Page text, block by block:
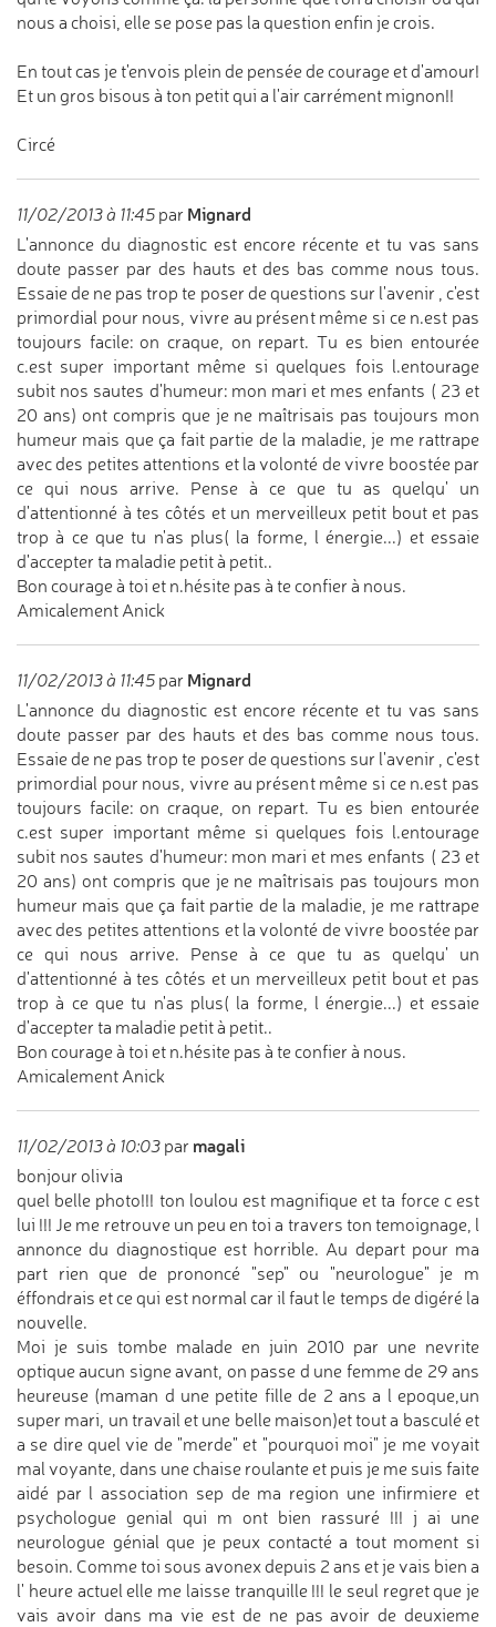
nous a choisi, elle se pose pas la question enfin je crois.
En tout cas je t'envois plein de pensée de courage et d'amour!
Et un gros bisous à ton petit qui a l'air carrément mignon!!
Circé
11/02/2013 à 11:45 par Mignard
L'annonce du diagnostic est encore récente et tu vas sans
doute passer par des hauts et des bas comme nous tous.
Essaie de ne pas trop te poser de questions sur l'avenir , c'est
primordial pour nous, vivre au présent même si ce n.est pas
toujours facile: on craque, on repart. Tu es bien entourée
c.est super important même si quelques fois l.entourage
subit nos sautes d'humeur: mon mari et mes enfants ( 23 et
20 ans) ont compris que je ne maîtrisais pas toujours mon
humeur mais que ça fait partie de la maladie, je me rattrape
avec des petites attentions et la volonté de vivre boostée par
ce qui nous arrive. Pense à ce que tu as quelqu' un
d'attentionné à tes côtés et un merveilleux petit bout et pas
trop à ce que tu n'as plus( la forme, l énergie...) et essaie
d'accepter ta maladie petit à petit..
Bon courage à toi et n.hésite pas à te confier à nous.
Amicalement Anick
11/02/2013 à 11:45 par Mignard
L'annonce du diagnostic est encore récente et tu vas sans
doute passer par des hauts et des bas comme nous tous.
Essaie de ne pas trop te poser de questions sur l'avenir , c'est
primordial pour nous, vivre au présent même si ce n.est pas
toujours facile: on craque, on repart. Tu es bien entourée
c.est super important même si quelques fois l.entourage
subit nos sautes d'humeur: mon mari et mes enfants ( 23 et
20 ans) ont compris que je ne maîtrisais pas toujours mon
humeur mais que ça fait partie de la maladie, je me rattrape
avec des petites attentions et la volonté de vivre boostée par
ce qui nous arrive. Pense à ce que tu as quelqu' un
d'attentionné à tes côtés et un merveilleux petit bout et pas
trop à ce que tu n'as plus( la forme, l énergie...) et essaie
d'accepter ta maladie petit à petit..
Bon courage à toi et n.hésite pas à te confier à nous.
Amicalement Anick
11/02/2013 à 10:03 par magali
bonjour olivia
quel belle photo!!! ton loulou est magnifique et ta force c est
lui !!! Je me retrouve un peu en toi a travers ton temoignage, l
annonce du diagnostique est horrible. Au depart pour ma
part rien que de prononcé "sep" ou "neurologue" je m
éffondrais et ce qui est normal car il faut le temps de digéré la
nouvelle.
Moi je suis tombe malade en juin 2010 par une nevrite
optique aucun signe avant, on passe d une femme de 29 ans
heureuse (maman d une petite fille de 2 ans a l epoque,un
super mari, un travail et une belle maison)et tout a basculé et
a se dire quel vie de "merde" et "pourquoi moi" je me voyait
mal voyante, dans une chaise roulante et puis je me suis faite
aidé par l association sep de ma region une infirmiere et
psychologue genial qui m ont bien rassuré !!! j ai une
neurologue génial que je peux contacté a tout moment si
besoin. Comme toi sous avonex depuis 2 ans et je vais bien a
l' heure actuel elle me laisse tranquille !!! le seul regret que je
vais avoir dans ma vie est de ne pas avoir de deuxieme